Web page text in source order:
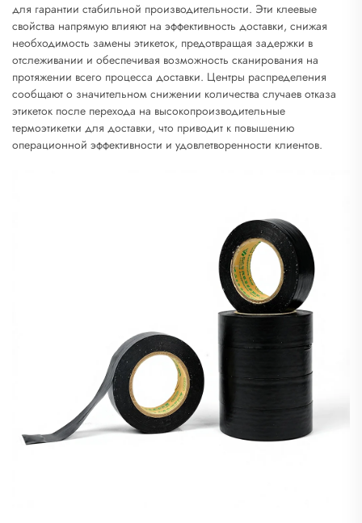
для гарантии стабильной производительности. Эти клеевые
свойства напрямую влияют на эффективность доставки, снижая
необходимость замены этикеток, предотвращая задержки в
отслеживании и обеспечивая возможность сканирования на
протяжении всего процесса доставки. Центры распределения
сообщают о значительном снижении количества случаев отказа
этикеток после перехода на высокопроизводительные
термоэтикетки для доставки, что приводит к повышению
операционной эффективности и удовлетворенности клиентов.